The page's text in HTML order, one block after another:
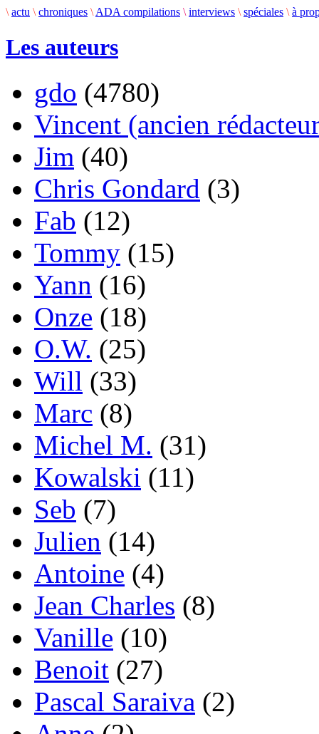
\ actu \ chroniques \ ADA compilations \ interviews \ spéciales \ à
Les auteurs
gdo (4780)
Vincent (ancien
Jim (40)
Chris Gondard (3)
Fab (12)
Tommy (15)
Yann (16)
Onze (18)
O.W. (25)
Will (33)
Marc (8)
Michel M. (31)
Kowalski (11)
Seb (7)
Julien (14)
Antoine (4)
Jean Charles (8)
Vanille (10)
Benoit (27)
Pascal Saraiva (2)